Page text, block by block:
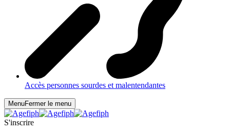
Accès personnes sourdes et malentendantes
MenuFermer le menu
S'inscrire